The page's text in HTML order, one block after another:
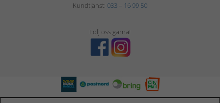
Kundtjänst: 033 – 16 99 50
Följ oss gärna!